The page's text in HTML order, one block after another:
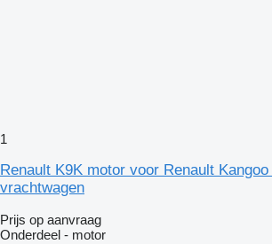
1
Renault K9K motor voor Renault
vrachtwagen
Prijs op aanvraag
Onderdeel - motor